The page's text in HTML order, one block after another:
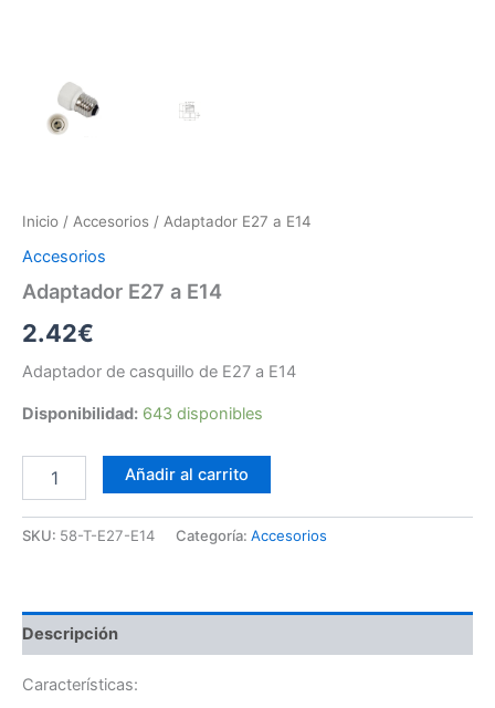
Inicio / Accesorios / Adaptador E27 a E14
Accesorios
Adaptador E27 a E14
2.42€
Adaptador de casquillo de E27 a E14
Disponibilidad: 643 disponibles
E14
Añadir al carrito
SKU: 58-T-E27-E14 Categoría: Accesorios
Descripción
Características: